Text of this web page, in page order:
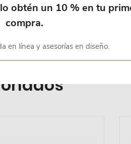
obtén un 10 % en tu
compra.
en línea y asesorías en diseño.